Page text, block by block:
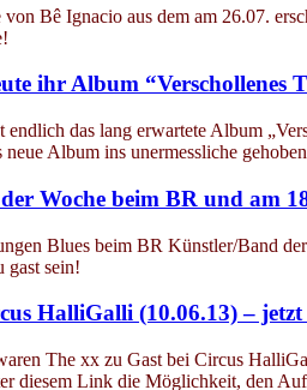
Bê Ignacio aus dem am 26.07.
ihr Album “Verschollenes
endlich das lang erwartete Album
neue Album ins unermessliche
Woche beim BR und am
Blues beim BR Künstler/Band
gast sein!
HalliGalli (10.06.13) –
The xx zu Gast bei Circus
diesem Link die Möglichkeit, den